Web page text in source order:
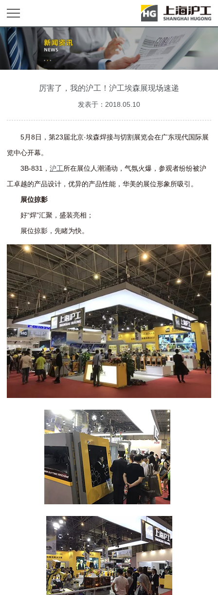
厉害了，我的沪工！沪工埃森展现场速递
发表于：2018.05.10
5月8日，第23届北京·埃森焊接与切割展览会在广东现代国际展
览中心开幕。
3B-831， 沪工所在展位人潮涌动，气氛火爆，参观者纷纷被沪
工卓越的产品设计，优异的产品性能，华美的展位形象所吸引。
展位掠影
好“焊”汇聚，盛装亮相；
展位掠影，先睹为快。